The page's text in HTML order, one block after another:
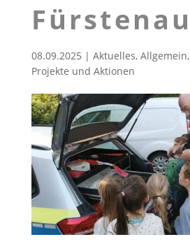
Fürstenau
08.09.2025 | Aktuelles, Allgemein,
Projekte und Aktionen